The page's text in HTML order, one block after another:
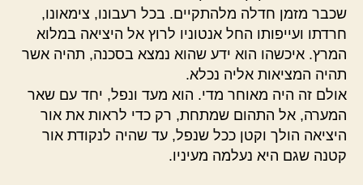
שכבר מזמן חדלה מלהתקיים. בכל רעבונו, צימאונו,
חרדתו ועייפותו החל אנטוניו לרוץ אל היציאה במלוא
המרץ. איכשהו הוא ידע שהוא נמצא בסכנה, תהיה אשר
תהיה המציאות אליה נכלא.
אולם זה היה מאוחר מדי. הוא מעד ונפל, יחד עם שאר
המערה, אל התהום שמתחת, רק כדי לראות את אור
היציאה הולך וקטן ככל שנפל, עד שהיה לנקודת אור
קטנה שגם היא נעלמה מעיניו.